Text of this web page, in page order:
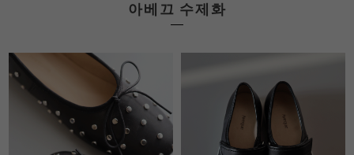
아베끄 수제화